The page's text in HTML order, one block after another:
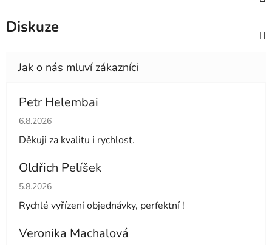
Diskuze
Petr Helembai
Hodnocení obchodu je 5 z 5 hvězdiček.
6.8.2026
Děkuji za kvalitu i rychlost.
Oldřich Pelíšek
Hodnocení obchodu je 5 z 5 hvězdiček.
5.8.2026
Rychlé vyřízení objednávky, perfektní !
Veronika Machalová